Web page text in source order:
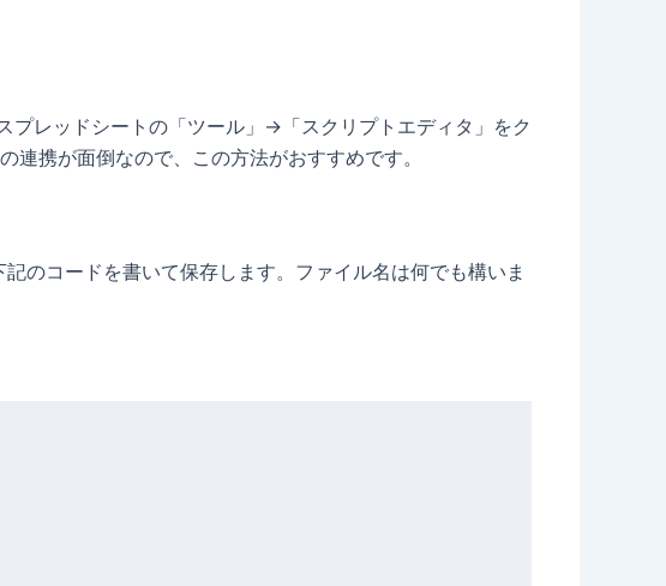
レッドシートの「ツール」→「スクリプトエディタ」をク
携が面倒なので、この方法がおすすめです。
のコードを書いて保存します。ファイル名は何でも構いま